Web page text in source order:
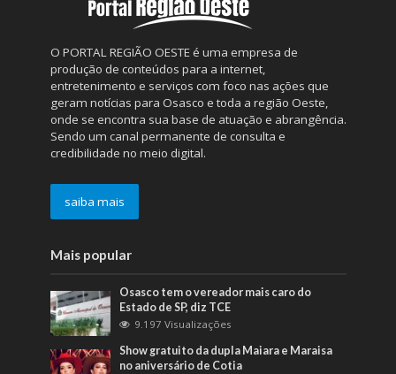
O PORTAL REGIÃO OESTE é uma empresa de
produção de conteúdos para a internet,
entretenimento e serviços com foco nas ações que
geram notícias para Osasco e toda a região Oeste,
onde se encontra sua base de atuação e abrangência.
Sendo um canal permanente de consulta e
credibilidade no meio digital.
saiba mais
Mais popular
Osasco tem o vereador mais caro do
Estado de SP, diz TCE
9.197 Visualizações
Show gratuito da dupla Maiara e Maraisa
no aniversário de Cotia